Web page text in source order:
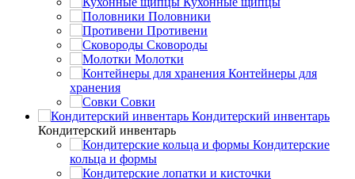
Половники
Противени
Сковороды
Молотки
Контейнеры для
хранения
Совки
Кондитерский инвентарь
Кондитерский инвентарь
Кондитерские
кольца и формы